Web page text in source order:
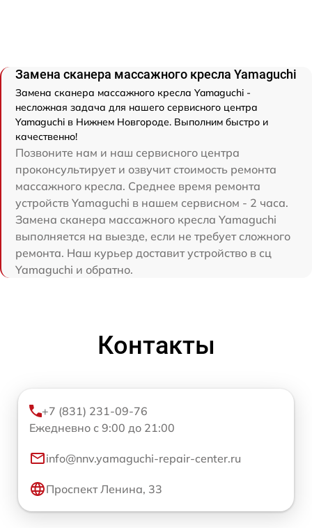
Замена сканера массажного кресла Yamaguchi
Замена сканера массажного кресла Yamaguchi -
несложная задача для нашего сервисного центра
Yamaguchi в Нижнем Новгороде. Выполним быстро и
качественно!
Позвоните нам и наш сервисного центра
проконсультирует и озвучит стоимость ремонта
массажного кресла. Среднее время ремонта
устройств Yamaguchi в нашем сервисном - 2 часа.
Замена сканера массажного кресла Yamaguchi
выполняется на выезде, если не требует сложного
ремонта. Наш курьер доставит устройство в сц
Yamaguchi и обратно.
Контакты
+7 (831) 231-09-76
Ежедневно с 9:00 до 21:00
info@nnv.yamaguchi-repair-center.ru
Проспект Ленина, 33